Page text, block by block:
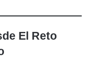
El Reto